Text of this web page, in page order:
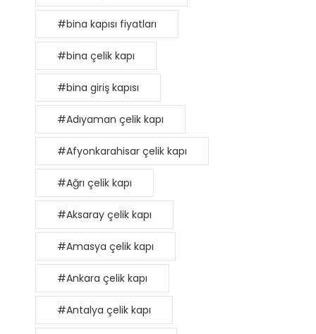
#bina kapısı fiyatları
#bina çelik kapı
#bina giriş kapısı
#Adıyaman çelik kapı
#Afyonkarahisar çelik kapı
#Ağrı çelik kapı
#Aksaray çelik kapı
#Amasya çelik kapı
#Ankara çelik kapı
#Antalya çelik kapı